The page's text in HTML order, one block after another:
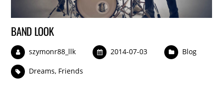
BAND LOOK
szymonr88_llk 2014-07-03 Blog
Dreams, Friends